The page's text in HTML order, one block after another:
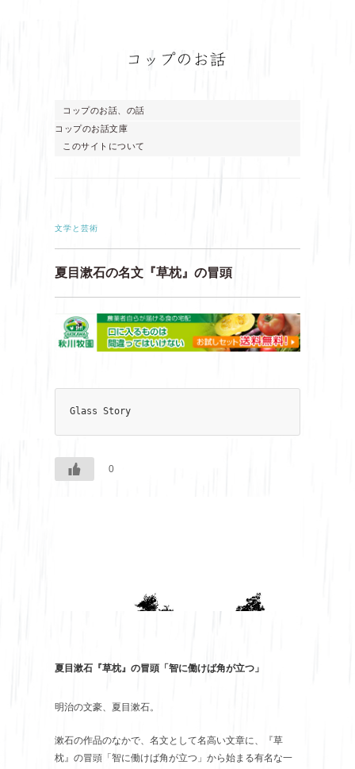
コップのお話、の話
コップのお話文庫
このサイトについて
文学と芸術
夏目漱石の名文『草枕』の冒頭
Glass Story
0
夏目漱石『草枕』の冒頭「智に働けば角が立つ」
明治の文豪、夏目漱石。
漱石の作品のなかで、名文として名高い文章に、『草
枕』の冒頭「智に働けば角が立つ」から始まる有名な一